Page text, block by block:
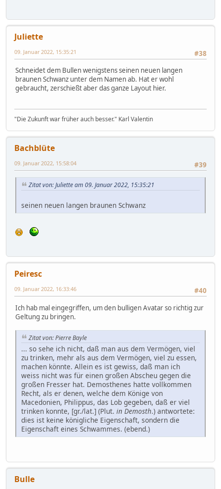
Juliette
#38
09. Januar 2022, 15:35:21
Schneidet dem Bullen wenigstens seinen neuen langen
braunen Schwanz unter dem Namen ab. Hat er wohl
gebraucht, zerschießt aber das ganze Layout hier.
"Die Zukunft war früher auch besser." Karl Valentin
Bachblüte
#39
09. Januar 2022, 15:58:04
Zitat von: Juliette am 09. Januar 2022, 15:35:21
seinen neuen langen braunen Schwanz
Peiresc
#40
09. Januar 2022, 16:33:46
Ich hab mal eingegriffen, um den bulligen Avatar so richtig zur
Geltung zu bringen.
Zitat von: Pierre Bayle
... so sehe ich nicht, daß man aus dem Vermögen, viel
zu trinken, mehr als aus dem Vermögen, viel zu essen,
machen könnte. Allein es ist gewiss, daß man ich
weiss nicht was für einen großen Abscheu gegen die
großen Fresser hat. Demosthenes hatte vollkommen
Recht, als er denen, welche dem Könige von
Macedonien, Philippus, das Lob gegeben, daß er viel
trinken konnte, [gr./lat.] (Plut. in Demosth.) antwortete:
dies ist keine königliche Eigenschaft, sondern die
Eigenschaft eines Schwammes. (ebend.)
Bulle